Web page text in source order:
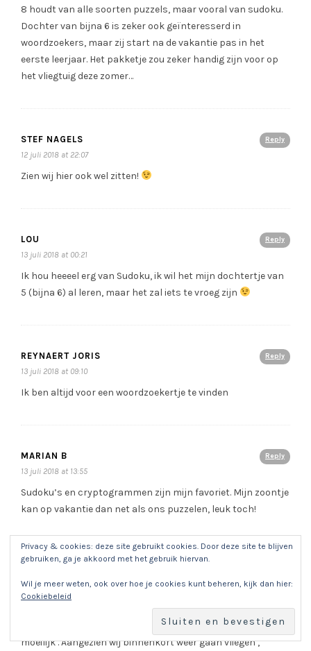
8 houdt van alle soorten puzzels, maar vooral van sudoku.
Dochter van bijna 6 is zeker ook geïnteresserd in
woordzoekers, maar zij start na de vakantie pas in het
eerste leerjaar. Het pakketje zou zeker handig zijn voor op
het vliegtuig deze zomer…
Reply
STEF NAGELS
12 juli 2018 at 22:07
Zien wij hier ook wel zitten!
Reply
LOU
13 juli 2018 at 00:21
Ik hou heeeel erg van Sudoku, ik wil het mijn dochtertje van
5 (bijna 6) al leren, maar het zal iets te vroeg zijn
Reply
REYNAERT JORIS
13 juli 2018 at 09:10
Ik ben altijd voor een woordzoekertje te vinden
Reply
MARIAN B
13 juli 2018 at 13:55
Sudoku’s en cryptogrammen zijn mijn favoriet. Mijn zoontje
kan op vakantie dan net als ons puzzelen, leuk toch!
15 juli 2018 at 09:17
Ik doe graag mee voor mijn dochtertje ‘Lente’. Grote zus
heeft al zulke boekjes maar deze zijn voor haar nog te
moeilijk . Aangezien wij binnenkort weer gaan vliegen ,
Privacy & cookies: deze site gebruikt cookies. Door deze site te blijven
gebruiken, ga je akkoord met het gebruik hiervan.
Wil je meer weten, ook over hoe je cookies kunt beheren, kijk dan hier:
Cookiebeleid